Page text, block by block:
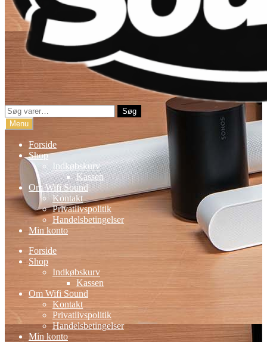
Søg
efter:
Søg
Menu
Forside
Shop
Indkøbskurv
Kassen
Om Wifi Sound
Kontakt
Privatlivspolitik
Handelsbetingelser
Min konto
Forside
Shop
Indkøbskurv
Kassen
Om Wifi Sound
Kontakt
Privatlivspolitik
Handelsbetingelser
Min konto